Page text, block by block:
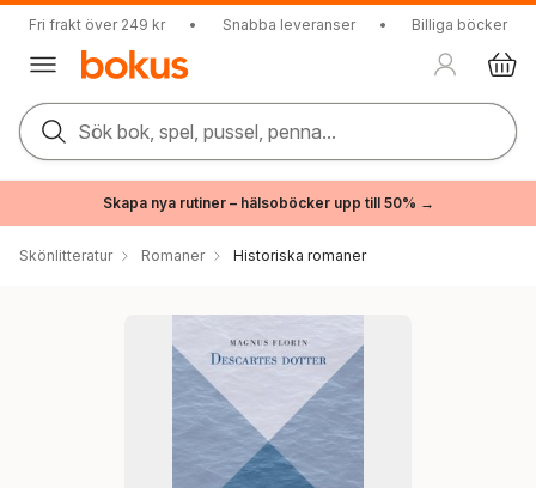
Fri frakt över 249 kr • Snabba leveranser • Billiga böcker
Sök bok, spel, pussel, penna...
Skapa nya rutiner – hälsoböcker upp till 50% →
Skönlitteratur Romaner Historiska romaner